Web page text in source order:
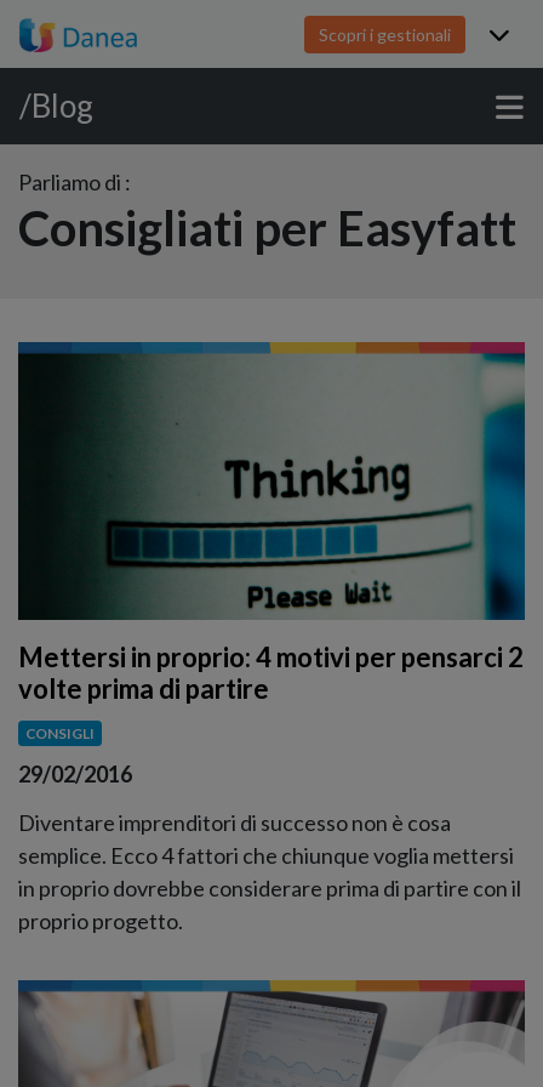
Scopri i gestionali
/Blog
Parliamo di :
Consigliati per Easyfatt
Mettersi in proprio: 4 motivi per pensarci 2
volte prima di partire
CONSIGLI
29/02/2016
Diventare imprenditori di successo non è cosa
semplice. Ecco 4 fattori che chiunque voglia mettersi
in proprio dovrebbe considerare prima di partire con il
proprio progetto.